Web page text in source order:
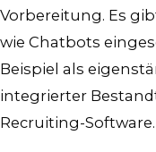
Vorbereitung. Es
wie Chatbots
Beispiel als
integrierter
Recruiting-Software.